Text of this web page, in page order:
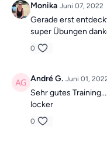
Monika Juni 07, 2022
Gerade erst
super Übungen
0
André G. Juni 01,
Sehr gutes
locker
0